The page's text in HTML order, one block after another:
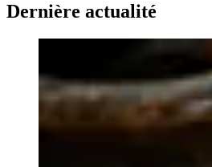
Dernière actualité